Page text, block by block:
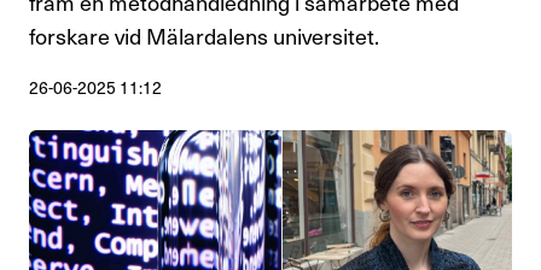
Perspektiv
Nyheter
forskare vid Mälardalens universitet.
26-06-2025 11:12